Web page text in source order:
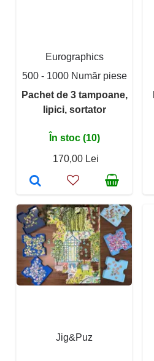
Eurographics
500 - 1000 Număr piese
Pachet de 3 tampoane,
lipici, sortator
În stoc (10)
170,00 Lei
Jig&Puz